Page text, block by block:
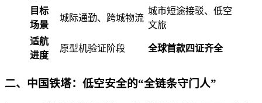
目标
场景
城际通勤、跨城物流
城市短途接驳、低空
文旅
适航
进度
原型机验证阶段 全球首款四证齐全
二、中国铁塔：低空安全的“全链条守门人”